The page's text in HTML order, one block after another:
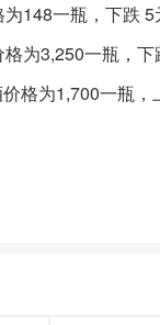
148一瓶，下跌 5
为3,250一瓶，下
格为1,700一瓶，